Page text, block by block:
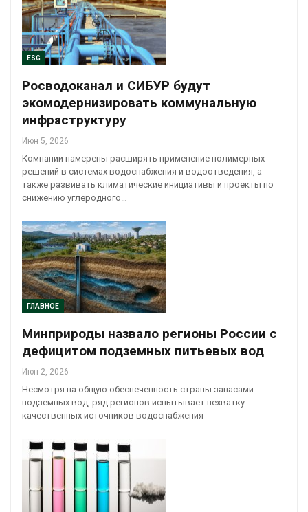
ESG
Росводоканал и СИБУР будут
экомодернизировать коммунальную
инфраструктуру
Июн 5, 2026
Компании намерены расширять применение полимерных
решений в системах водоснабжения и водоотведения, а
также развивать климатические инициативы и проекты по
снижению углеродного…
ГЛАВНОЕ
Минприроды назвало регионы России с
дефицитом подземных питьевых вод
Июн 2, 2026
Несмотря на общую обеспеченность страны запасами
подземных вод, ряд регионов испытывает нехватку
качественных источников водоснабжения